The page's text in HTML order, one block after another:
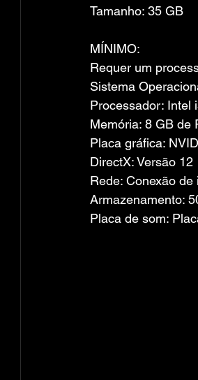
Tamanho: 35 GB
MÍNIMO:
Requer um
Sistema
Processador: Intel
Memória: 8 GB de
Placa gráfica:
DirectX: Versão 12
Rede: Conexão
Armazenamento:
Placa de som: